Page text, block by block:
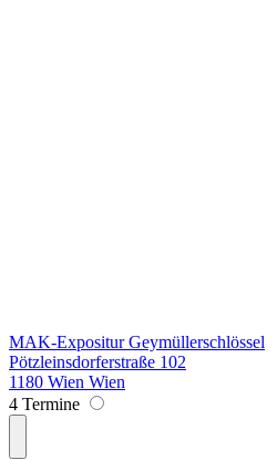
MAK-Expositur Geymüllerschlössel
Pötzleinsdorferstraße 102
1180 Wien Wien
4 Termine